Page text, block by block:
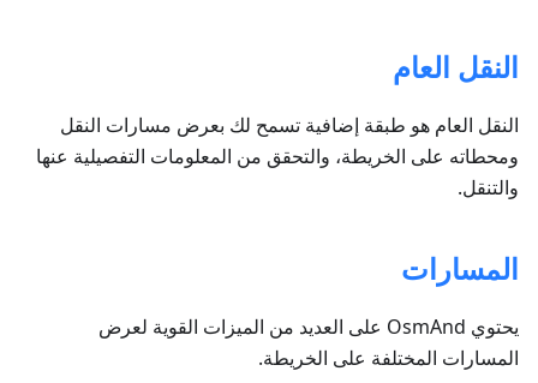
النقل العام
النقل العام هو طبقة إضافية تسمح لك بعرض مسارات النقل
ومحطاته على الخريطة، والتحقق من المعلومات التفصيلية عنها
والتنقل.
المسارات
يحتوي OsmAnd على العديد من الميزات القوية لعرض
المسارات المختلفة على الخريطة.